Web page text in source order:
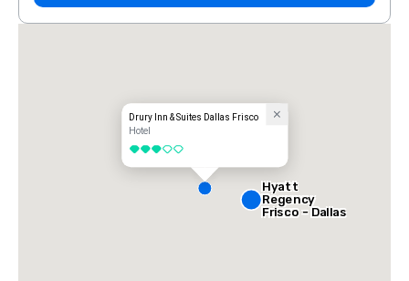
Drury Inn & Suites Dallas Frisco
Hotel
3 de 5
Hyatt
Regency
Frisco - Dallas